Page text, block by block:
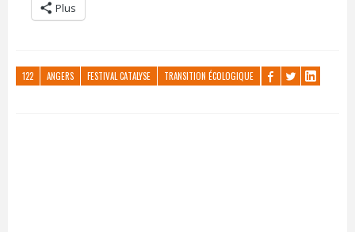
Plus
122 ANGERS FESTIVAL CATALYSE TRANSITION ÉCOLOGIQUE